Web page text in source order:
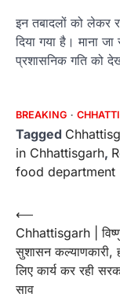
इन तबादलों को लेकर
दिया गया है। माना
प्रशासनिक गति को
BREAKING
Tagged
in Chhattisgarh,
food department
Post
navigation
⟵
Chhattisgarh |
सुशासन कल्याणकारी,
लिए कार्य कर रही
साव